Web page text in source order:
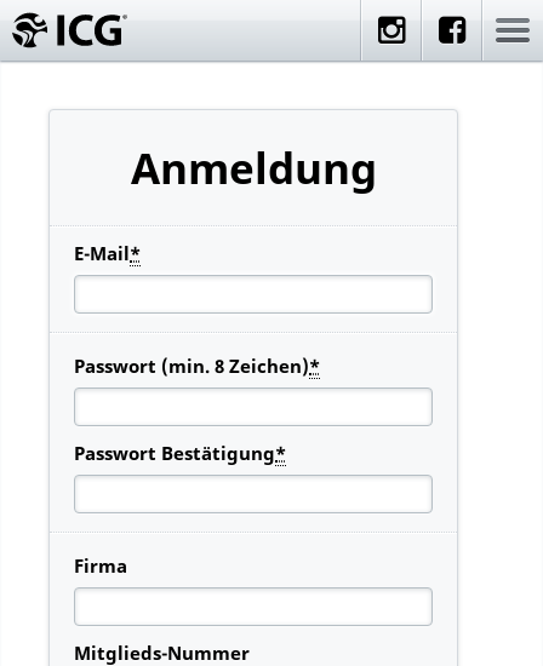
Anmeldung
E-Mail*
Passwort (min. 8 Zeichen)*
Passwort Bestätigung*
Firma
Mitglieds-Nummer